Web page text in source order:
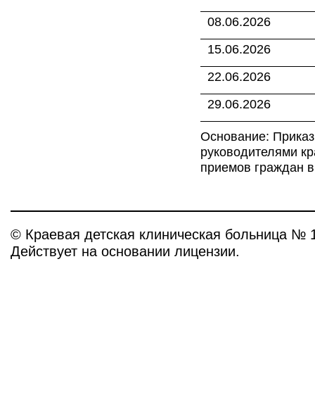
08.06.2026
15.06.2026
22.06.2026
29.06.2026
Основание:
руководителями
приемов граждан
© Краевая детская клиническая больница №
Действует на основании лицензии.